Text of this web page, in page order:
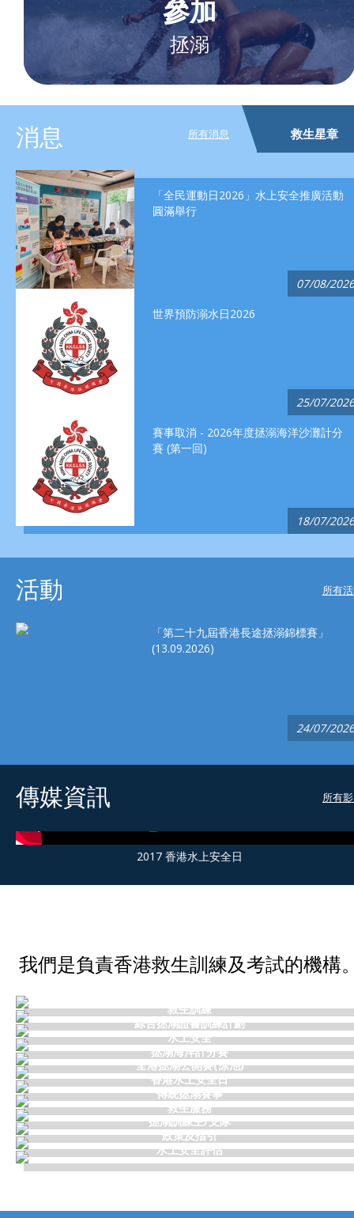
參加
拯溺
支持
我們
消息 所有消息 救生星章
「全民運動日2026」水上安全推廣活動
圓滿舉行
07/08/2026
世界預防溺水日2026
25/07/2026
賽事取消 - 2026年度拯溺海洋沙灘計分
賽 (第一回)
18/07/2026
活動 所有
「第二十九屆香港長途拯溺錦標賽」
(13.09.2026)
24/07/2026
傳媒資訊 所有
2017 香港水上安全日
我們是負責香港救生訓練及考試的機構
救生訓練
綜合拯溺證書訓練計劃
水上安全
拯溺海洋計分賽
全港拯溺公開賽(泳池)
香港水上安全日
傳統拯溺賽事
救生服務
拯溺訓練主/支隊
政策及指引
水上安全評估